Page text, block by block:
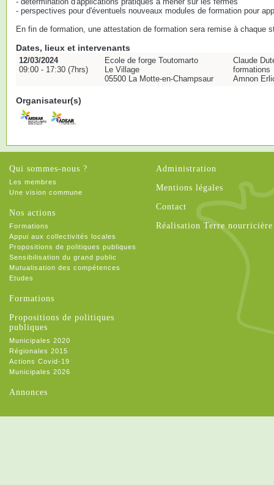
- perspectives pour d'éventuels nouveaux modules de formation pour
En fin de formation, une attestation de formation sera remise à chaque
Dates, lieux et intervenants
12/03/2024
09:00 - 17:30 (7hrs)
Ecole de forge Toutomarto
Le Village
05500 La Motte-en-Champsaur
Claude
formations
Amnon
Organisateur(s)
Qui sommes-nous ?
Les membres
Une vision commune
Nos actions
Formations
Appui aux collectivités locales
Propositions de politiques publiques
Sensibilisation du grand public
Mutualisation des compétences
Etudes
Formations
Propositions de politiques
publiques
Municipales 2020
Régionales 2015
Actions Covid-19
Municipales 2026
Annonces
Administration
Mentions légales
Contact
Réalisation Terre nourricière